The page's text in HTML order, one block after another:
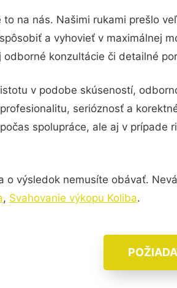
to na nás. Našimi rukami prešlo
a vyhovieť v maximálnej
odborné konzultácie či detailné
v podobe skúseností,
serióznosť a
spolupráce, ale aj v
o výsledok nemusíte obávať.
, Svahovanie výkopu Koliba.